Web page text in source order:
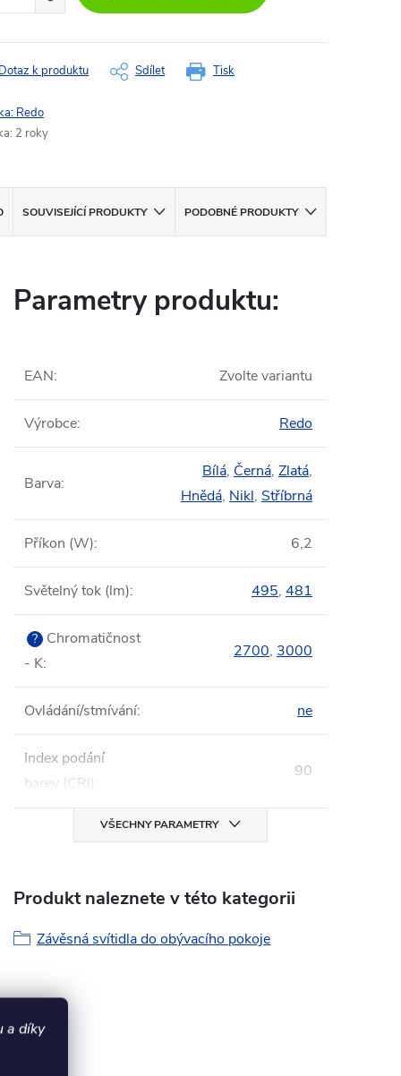
a díky
Tisk
k produktu Sdílet
Redo
: 2 roky
SOUVISEJÍCÍ PRODUKTY PODOBNÉ PRODUKTY
Parametry produktu:
EAN: Zvolte variantu
Výrobce: Redo
Barva:
Bílá, Černá, Zlatá,
Hnědá, Nikl, Stříbrná
Příkon (W): 6,2
Světelný tok (lm): 495, 481
? Chromatičnost
- K:
2700, 3000
Ovládání/stmívání: ne
Index podání
barev (CRI):
90
VŠECHNY PARAMETRY
Produkt naleznete v této kategorii
Závěsná svítidla do obývacího pokoje